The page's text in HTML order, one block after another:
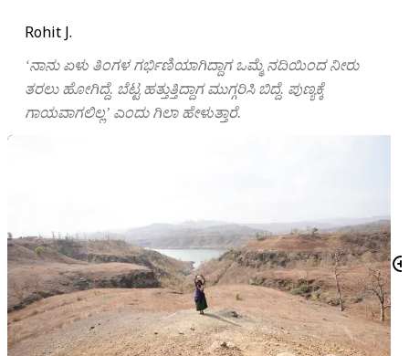
Rohit J.
‘ನಾನು ಏಳು ತಿಂಗಳ ಗರ್ಭಿಣಿಯಾಗಿದ್ದಾಗ ಒಮ್ಮೆ ನದಿಯಿಂದ ನೀರು
ತರಲು ಹೋಗಿದ್ದೆ. ಬೆಟ್ಟ ಹತ್ತುತ್ತಿದ್ದಾಗ ಮುಗ್ಗರಿಸಿ ಬಿದ್ದೆ. ಪುಣ್ಯಕ್ಕೆ
ಗಾಯವಾಗಲಿಲ್ಲʼ ಎಂದು ಗಿಲಾ ಹೇಳುತ್ತಾರೆ.